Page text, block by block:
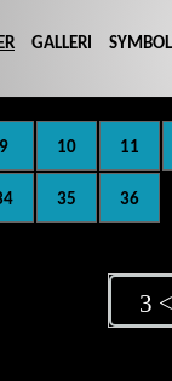
GALLERI
9 10 11
35 36
3